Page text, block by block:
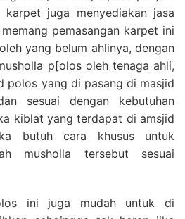
juga menyediakan jasa
pemasangan karpet ini
yang belum ahlinya, dengan
p[olos oleh tenaga ahli,
polos yang di pasang di masjid
sesuai dengan kebutuhan
kiblat yang terdapat di amsjid
butuh cara khusus untuk
musholla tersebut sesuai
ini juga mudah untuk di